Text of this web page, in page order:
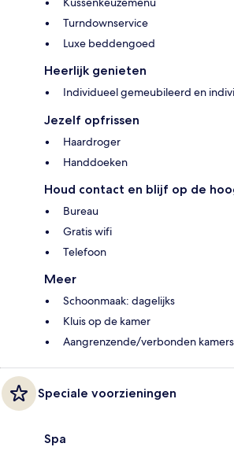
Turndownservice
Luxe beddengoed
Heerlijk genieten
Individueel gemeubileerd en
Jezelf opfrissen
Haardroger
Handdoeken
Houd contact en blijf op de
Bureau
Gratis wifi
Telefoon
Meer
Schoonmaak: dagelijks
Kluis op de kamer
Aangrenzende/verbonden
Speciale voorzieningen
Spa